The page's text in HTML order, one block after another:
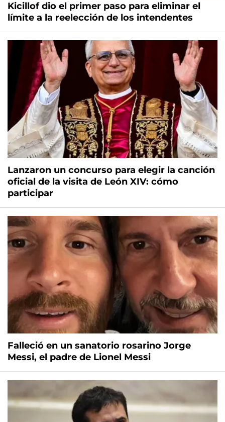
Kicillof dio el primer paso para eliminar el
límite a la reelección de los intendentes
Lanzaron un concurso para elegir la canción
oficial de la visita de León XIV: cómo
participar
Falleció en un sanatorio rosarino Jorge
Messi, el padre de Lionel Messi